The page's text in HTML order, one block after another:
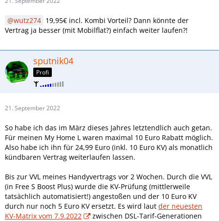
wutz274 19,95€ incl. Kombi Vorteil? Dann könnte der
Vertrag ja besser (mit Mobilflat?) einfach weiter laufen?!
sputnik04
Profi
21. September 2022
So habe ich das im März dieses Jahres letztendlich auch getan.
Für meinen My Home L waren maximal 10 Euro Rabatt möglich.
Also habe ich ihn für 24,99 Euro (inkl. 10 Euro KV) als monatlich
kündbaren Vertrag weiterlaufen lassen.
Bis zur VVL meines Handyvertrags vor 2 Wochen. Durch die VVL
(in Free S Boost Plus) wurde die KV-Prüfung (mittlerweile
tatsächlich automatisiert!) angestoßen und der 10 Euro KV
durch nur noch 5 Euro KV ersetzt. Es wird laut der neuesten
KV-Matrix vom 7.9.2022
zwischen DSL-Tarif-Generationen